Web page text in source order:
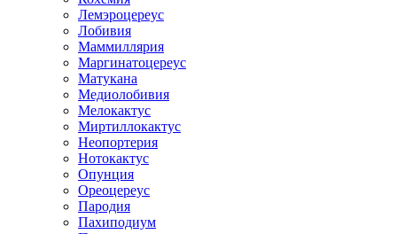
Лемэроцереус
Лобивия
Маммиллярия
Маргинатоцереус
Матукана
Медиолобивия
Мелокактус
Миртиллокактус
Неопортерия
Нотокактус
Опунция
Ореоцереус
Пародия
Пахиподиум